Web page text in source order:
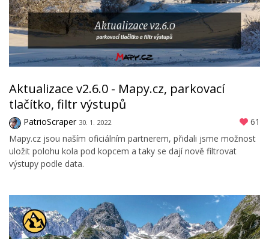
Aktualizace v2.6.0 - Mapy.cz, parkovací
tlačítko, filtr výstupů
PatrioScraper 30. 1. 2022
61
Mapy.cz jsou naším oficiálním partnerem, přidali jsme možnost
uložit polohu kola pod kopcem a taky se dají nově filtrovat
výstupy podle data.